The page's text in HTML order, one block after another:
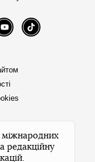
YouTube TikTok
міжнародних
редакційну